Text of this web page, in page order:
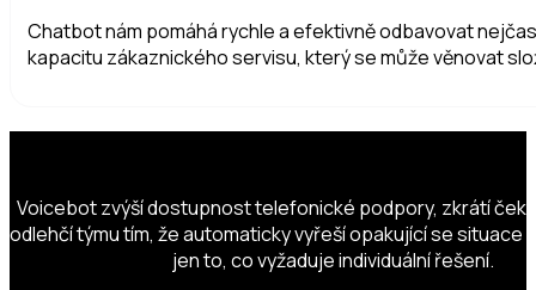
Chatbot nám pomáhá rychle a efektivně odbavovat
kapacitu zákaznického servisu, který se může věnovat
Voicebot zvýší dostupnost telefonické podpory, zkrátí
odlehčí týmu tím, že automaticky vyřeší opakující se situace
jen to, co vyžaduje individuální řešení.